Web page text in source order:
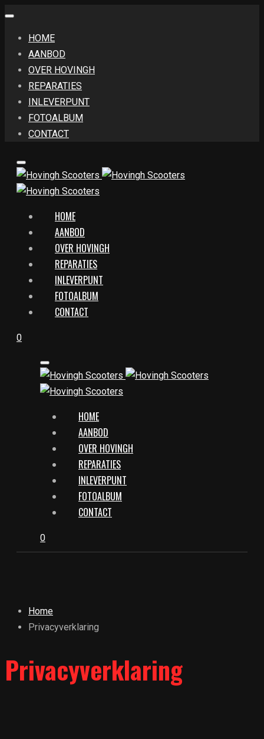
HOME
AANBOD
OVER HOVINGH
REPARATIES
INLEVERPUNT
FOTOALBUM
CONTACT
HOME
AANBOD
OVER HOVINGH
REPARATIES
INLEVERPUNT
FOTOALBUM
CONTACT
0
HOME
AANBOD
OVER HOVINGH
REPARATIES
INLEVERPUNT
FOTOALBUM
CONTACT
0
Home
Privacyverklaring
Privacyverklaring